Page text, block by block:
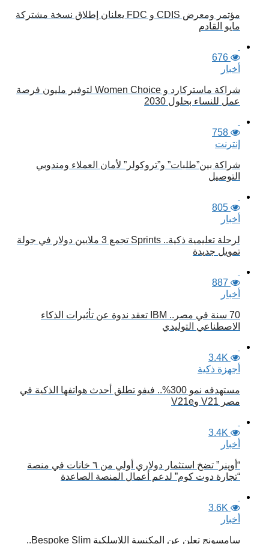
مؤتمر ومعرض CDIS و FDC يعلنان إطلاق نسخة مشتركة
مايو القادم
676
أخبار
شراكة ماستركارد و Women Choice لتوفير مليون فرصة
عمل للنساء بحلول 2030
758
إنترنت
شراكة بين”طلبات” و”تروكولر” لأمان العملاء ومندوبي
التوصيل
805
أخبار
لرحلة تعليمية ذكية.. Sprints تجمع 3 ملايين دولار في جولة
تمويل جديدة
887
أخبار
70 سنة في مصر.. IBM تعقد ندوة عن تأثيرات الذكاء
الاصطناعي التوليدي
3.4K
أجهزة ذكية
مستهدفه نمو 300%.. فيفو تطلق أحدث هواتفها الذكية في
مصر V21 وV21e
3.4K
أخبار
“أوپنر” تضخ استثمار دولاري أولي من ٦ خانات في منصة
“تجارة دوت كوم” لدعم أعمال المنصة الصاعدة
3.6K
أخبار
سامسونج تعلن عن المكنسة اللاسلكية Bespoke Slim..